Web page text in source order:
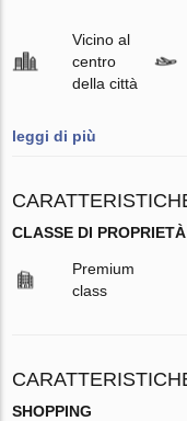
Vicino al
centro
della città
leggi di più
CLASSE DI PROPRIETÀ
Premium
class
SHOPPING